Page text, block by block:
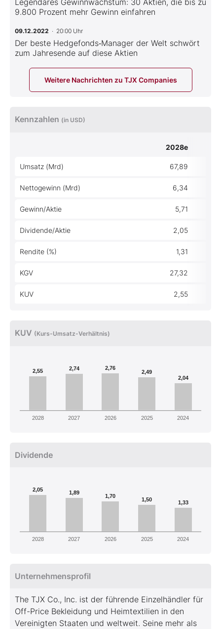
9.800 Prozent mehr Gewinn einfahren
09.12.2022 · 20:00 Uhr
Der beste Hedgefonds‑Manager der Welt schwört
zum Jahresende auf diese Aktien
Weitere Nachrichten zu TJX Companies
Kennzahlen (in USD)
2028e
Umsatz (Mrd) 67,89
Nettogewinn (Mrd) 6,34
Gewinn/Aktie 5,71
Dividende/Aktie 2,05
Rendite (%) 1,31
KGV 27,32
KUV 2,55
KUV (Kurs-Umsatz-Verhältnis)
2,55 2,74 2,76
2,49
2,04
2028 2027 2026 2025 2024
Dividende
2,05 1,89
1,70
1,50 1,33
2028 2027 2026 2025 2024
Unternehmensprofil
The TJX Co., Inc. ist der führende Einzelhändler für
Off-Price Bekleidung und Heimtextilien in den
Vereinigten Staaten und weltweit. Seine mehr als